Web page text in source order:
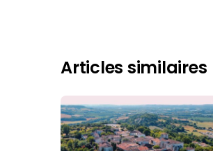
Articles similaires